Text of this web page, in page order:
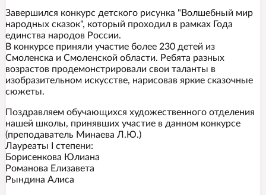
Завершился конкурс детского рисунка "Волшебный мир
народных сказок", который проходил в рамках Года
единства народов России.
В конкурсе приняли участие более 230 детей из
Смоленска и Смоленской области. Ребята разных
возрастов продемонстрировали свои таланты в
изобразительном искусстве, нарисовав яркие сказочные
сюжеты.
Поздравляем обучающихся художественного отделения
нашей школы, принявших участие в данном конкурсе
(преподаватель Минаева Л.Ю.)
Лауреаты I степени:
Борисенкова Юлиана
Романова Елизавета
Рындина Алиса